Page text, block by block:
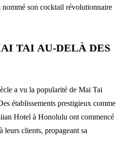
nommé son cocktail révolutionnaire
TAI AU-DELÀ DES
a vu la popularité de Mai Tai
établissements prestigieux comme
Hotel à Honolulu ont commencé
leurs clients, propageant sa